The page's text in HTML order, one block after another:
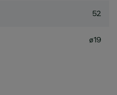
52
ø19